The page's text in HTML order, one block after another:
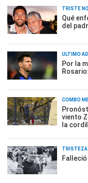
TRISTE
Qué
del
ÚLTIMO
Por la
COMBO
viento
la
TRISTEZA